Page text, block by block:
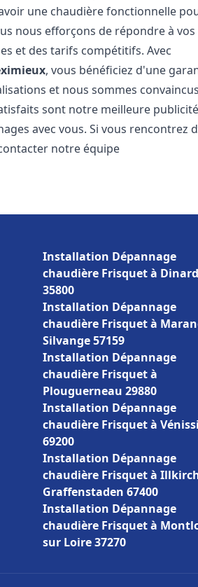
une chaudière fonctionnelle
nous efforçons de répondre à vos
et des tarifs compétitifs. Avec
, vous bénéficiez d'une
et nous sommes
sont notre meilleure
avec vous. Si vous rencontrez
notre équipe
Installation Dépannage
chaudière Frisquet à Dinard
35800
Installation Dépannage
chaudière Frisquet à
Silvange 57159
Installation Dépannage
chaudière Frisquet à
Plouguerneau 29880
Installation Dépannage
chaudière Frisquet à
69200
Installation Dépannage
chaudière Frisquet à
Graffenstaden 67400
Installation Dépannage
chaudière Frisquet à
sur Loire 37270